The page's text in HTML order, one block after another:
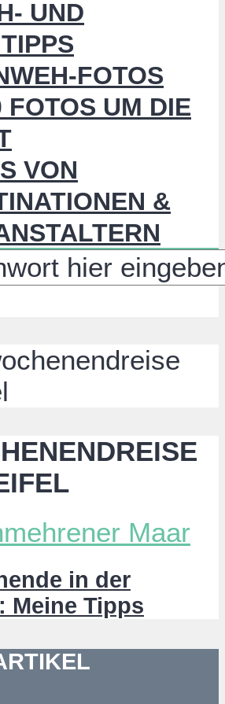
UND
FOTOS
FOTOS UM DIE
VON
&
in der
Meine Tipps